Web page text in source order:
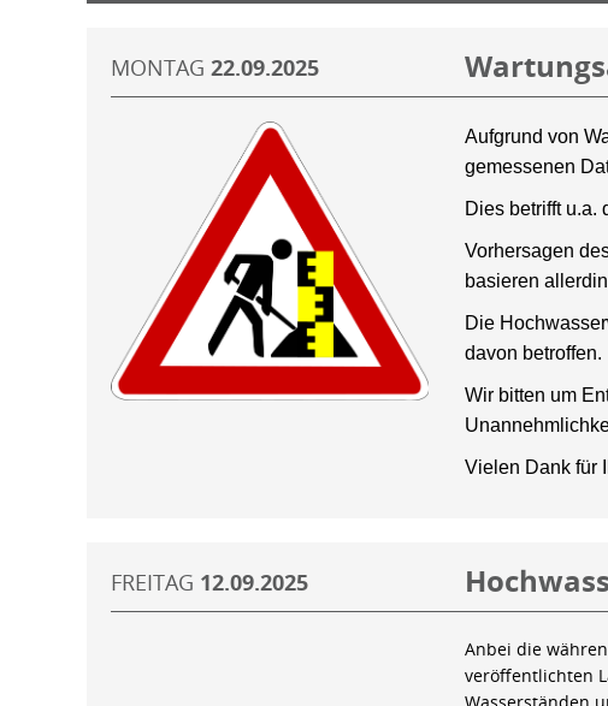
MONTAG 22.09.2025
Aufgrund von
gemessenen
Dies betrifft u.a.
Vorhersagen
basieren
Die
davon betroffen.
Wir bitten um
Vielen Dank für
FREITAG 12.09.2025
Anbei die
veröffentlichten